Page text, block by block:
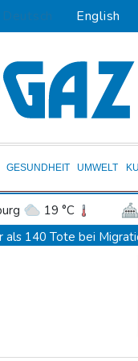
Deutsch English
GESUNDHEIT UMWELT
19 °C
Leipzig 23 °C
als 140 Tote bei
Sanktionen gegen
Ballsaal aus -